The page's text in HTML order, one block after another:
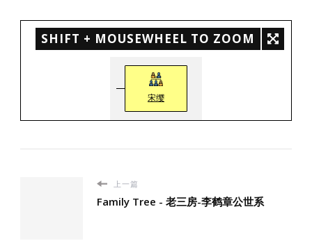
SHIFT + MOUSEWHEEL TO ZOOM
宋缨
上一篇
Family Tree - 老三房-李鹤章公世系